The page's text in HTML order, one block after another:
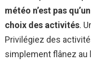
météo n’est pas
choix des activités.
Privilégiez des
simplement flânez au